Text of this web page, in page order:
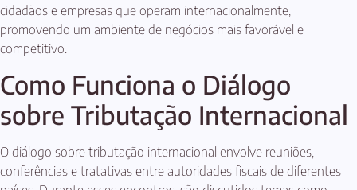
cidadãos e empresas que operam internacionalmente,
promovendo um ambiente de negócios mais favorável e
competitivo.
Como Funciona o Diálogo
sobre Tributação Internacional
O diálogo sobre tributação internacional envolve reuniões,
conferências e tratativas entre autoridades fiscais de diferentes